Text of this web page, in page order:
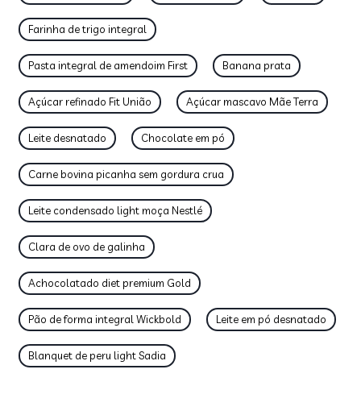
Farinha de trigo integral
Pasta integral de amendoim First Banana prata
Açúcar refinado Fit União Açúcar mascavo Mãe Terra
Leite desnatado Chocolate em pó
Carne bovina picanha sem gordura crua
Leite condensado light moça Nestlé
Clara de ovo de galinha
Achocolatado diet premium Gold
Pão de forma integral Wickbold Leite em pó desnatado
Blanquet de peru light Sadia